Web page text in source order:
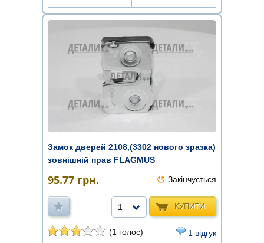
Замок дверей 2108,(3302 нового зразка)
зовнішній прав FLAGMUS
95.77 грн. Закінчується
КУПИТИ
1
(1 голос) 1 відгук